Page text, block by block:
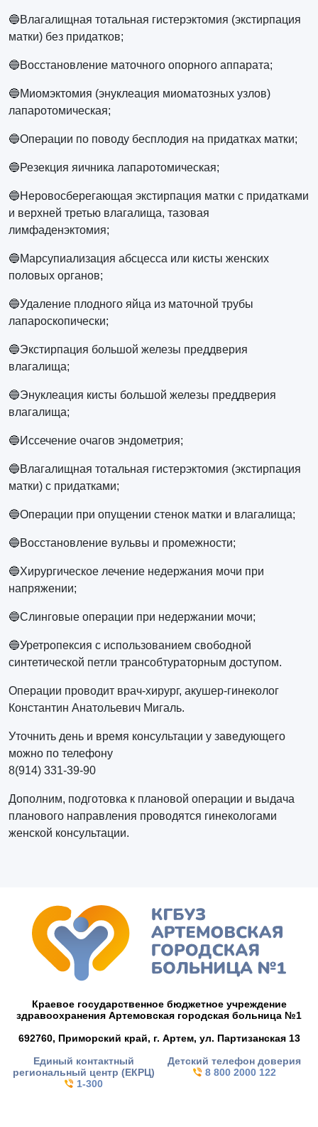
🔵Влагалищная тотальная гистерэктомия (экстирпация
матки) без придатков;
🔵Восстановление маточного опорного аппарата;
🔵Миомэктомия (энуклеация миоматозных узлов)
лапаротомическая;
🔵Операции по поводу бесплодия на придатках матки;
🔵Резекция яичника лапаротомическая;
🔵Неровосберегающая экстирпация матки с придатками
и верхней третью влагалища, тазовая
лимфаденэктомия;
🔵Марсупиализация абсцесса или кисты женских
половых органов;
🔵Удаление плодного яйца из маточной трубы
лапароскопически;
🔵Экстирпация большой железы преддверия
влагалища;
🔵Энуклеация кисты большой железы преддверия
влагалища;
🔵Иссечение очагов эндометрия;
🔵Влагалищная тотальная гистерэктомия (экстирпация
матки) с придатками;
🔵Операции при опущении стенок матки и влагалища;
🔵Восстановление вульвы и промежности;
🔵Хирургическое лечение недержания мочи при
напряжении;
🔵Слинговые операции при недержании мочи;
🔵Уретропексия с использованием свободной
синтетической петли трансобтураторным доступом.
Операции проводит врач-хирург, акушер-гинеколог
Константин Анатольевич Мигаль.
Уточнить день и время консультации у заведующего
можно по телефону
8(914) 331-39-90
Дополним, подготовка к плановой операции и выдача
планового направления проводятся гинекологами
женской консультации.
Краевое государственное бюджетное учреждение
здравоохранения Артемовская городская больница №1
692760, Приморский край, г. Артем, ул. Партизанская 13
Единый контактный
региональный центр (ЕКРЦ)
1-300
Детский телефон доверия
8 800 2000 122